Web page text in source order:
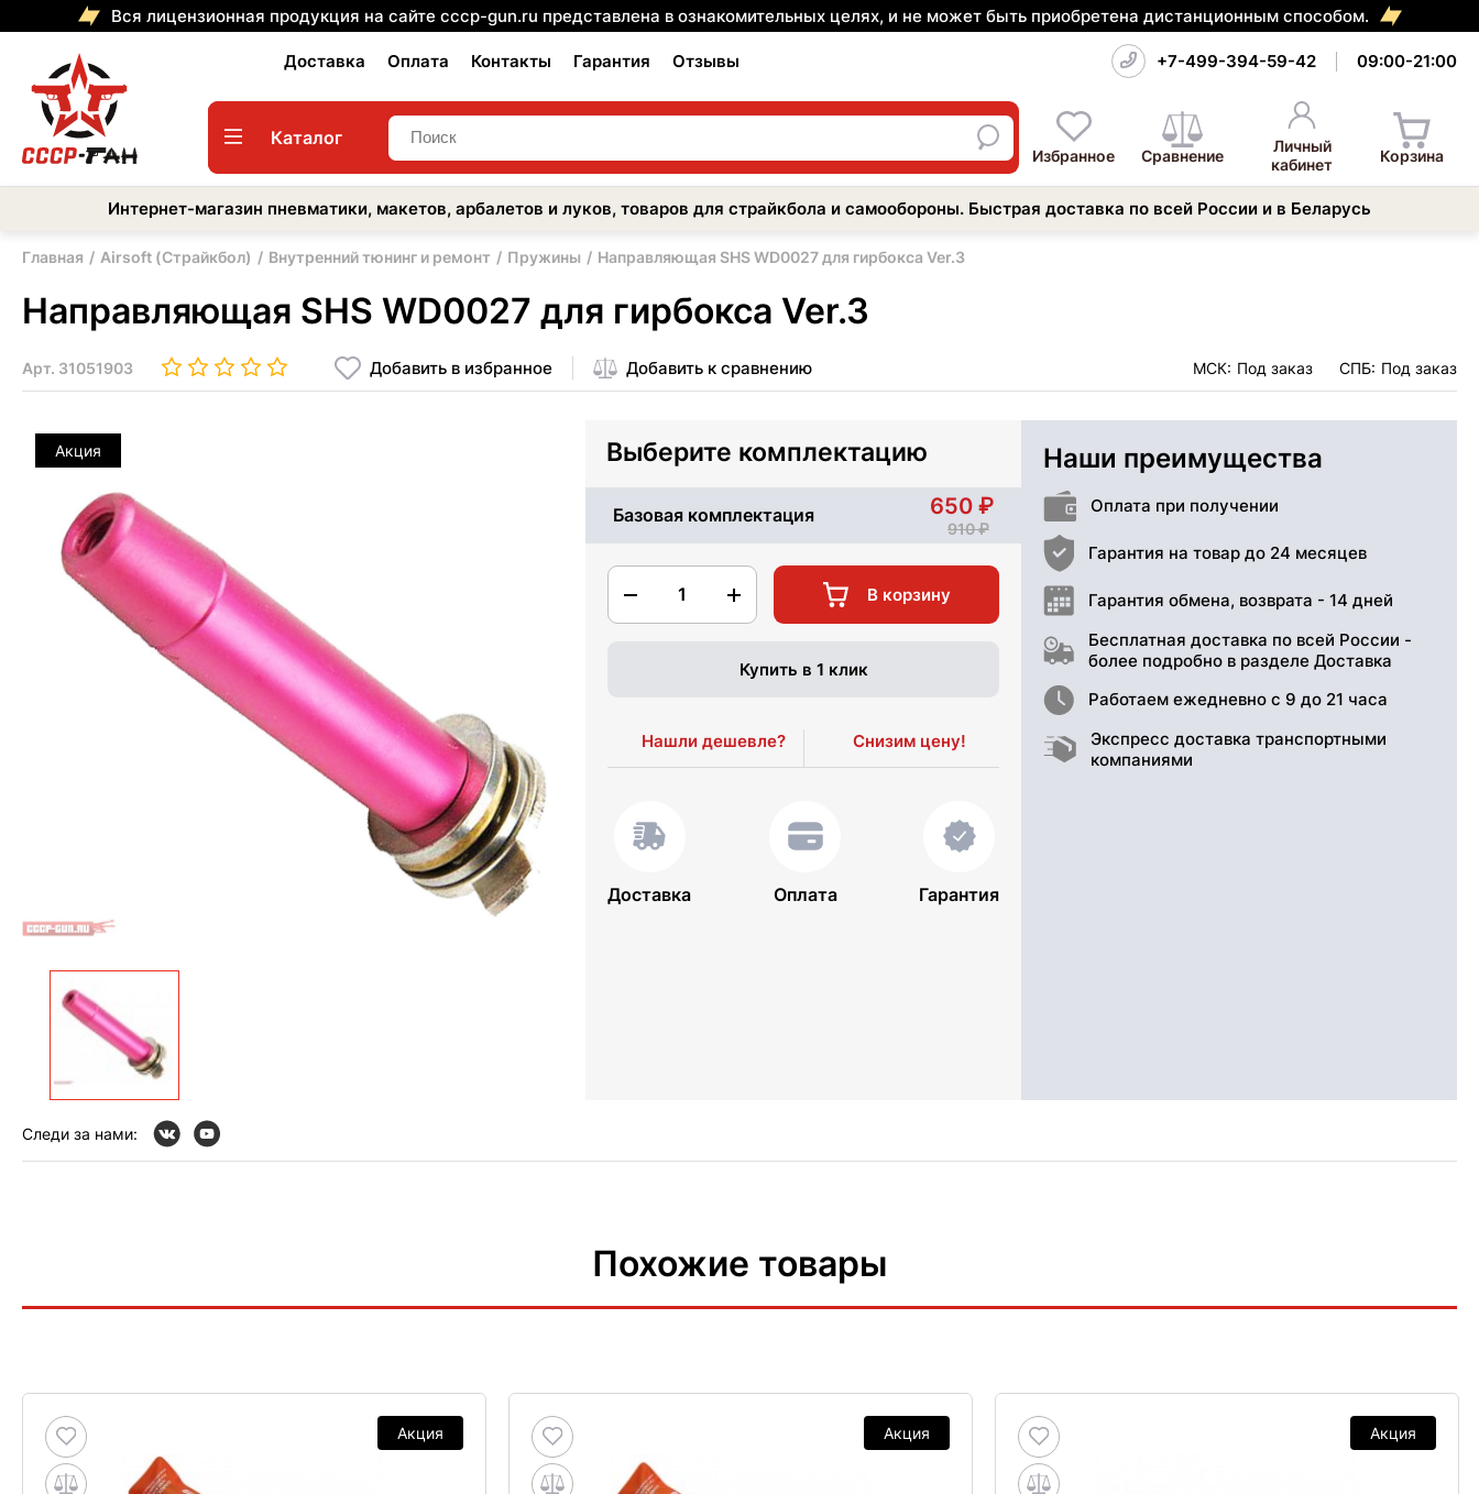
Вся лицензионная продукция на сайте cccp-gun.ru представлена в ознакомительных целях, и не может быть приобретена дистанционным способом.
Доставка Оплата Контакты Гарантия Отзывы +7-499-394-59-42 09:00-21:00
Каталог
Избранное Сравнение
Личный
кабинет
Корзина
Интернет-магазин пневматики, макетов, арбалетов и луков, товаров для страйкбола и самообороны. Быстрая доставка по всей России и в Беларусь
Главная Airsoft (Страйкбол) Внутренний тюнинг и ремонт Пружины Направляющая SHS WD0027 для гирбокса Ver.3
Направляющая SHS WD0027 для гирбокса Ver.3
Арт. 31051903 Добавить в избранное Добавить к сравнению МСК: Под заказ СПБ: Под заказ
Акция Выберите комплектацию
Базовая комплектация 650
910
1 В корзину
Купить в 1 клик
Нашли дешевле? Снизим цену!
Доставка Оплата Гарантия
Наши преимущества
Оплата при получении
Гарантия на товар до 24 месяцев
Гарантия обмена, возврата - 14 дней
Бесплатная доставка по всей России -
более подробно в разделе Доставка
Работаем ежедневно с 9 до 21 часа
Экспресс доставка транспортными
компаниями
Следи за нами:
Похожие товары
Акция Акция Акция